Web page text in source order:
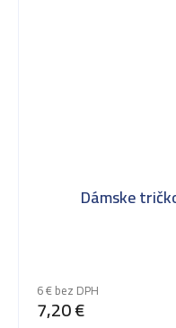
Dámske
6 € bez DPH
7,20 €